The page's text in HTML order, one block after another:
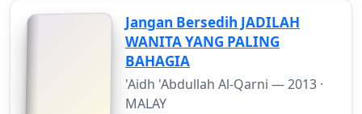
Jangan Bersedih JADILAH
WANITA YANG PALING
BAHAGIA
'Aidh 'Abdullah Al-Qarni —2013 ·
MALAY